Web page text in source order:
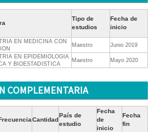
Tipo de
estudios
Fecha de
inicio
EN MEDICINA CON
Maestro
Junio 2019
EN EPIDEMIOLOGIA
Y BIOESTADISTICA
Maestro Mayo 2020
COMPLEMENTARIA
Cantidad
País de
estudio
Fecha
de
inicio
Fecha
fin